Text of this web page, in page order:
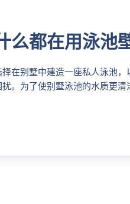
么都在用泳池
在别墅中建造一座私人泳池
。为了使别墅泳池的水质更